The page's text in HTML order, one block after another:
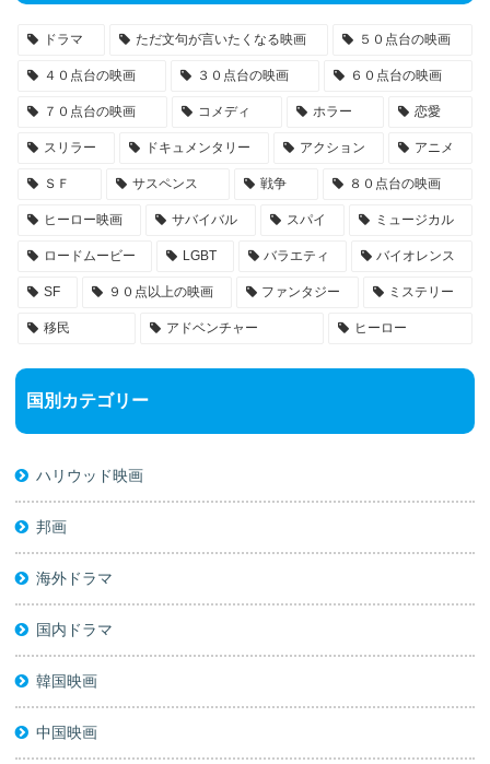
ドラマ ただ文句が言いたくなる映画 ５０点台の映画
４０点台の映画 ３０点台の映画 ６０点台の映画
７０点台の映画 コメディ ホラー 恋愛
スリラー ドキュメンタリー アクション アニメ
ＳＦ サスペンス 戦争 ８０点台の映画
ヒーロー映画 サバイバル スパイ ミュージカル
ロードムービー LGBT バラエティ バイオレンス
SF ９０点以上の映画 ファンタジー ミステリー
移民 アドベンチャー ヒーロー
国別カテゴリー
ハリウッド映画
邦画
海外ドラマ
国内ドラマ
韓国映画
中国映画